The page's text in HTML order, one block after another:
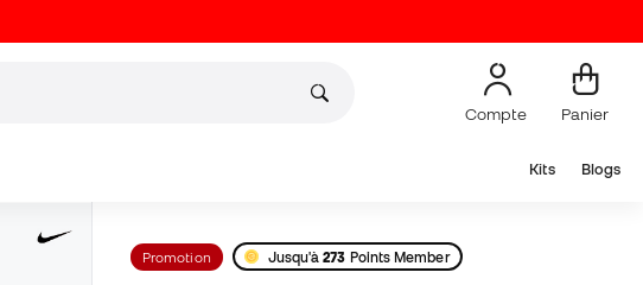
Compte Panier
Kits Blogs
Promotion Jusqu'à273 Points Member